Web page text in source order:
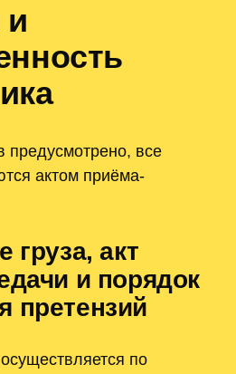
и
предусмотрено, все
актом приёма-
груза, акт
и порядок
претензий
по